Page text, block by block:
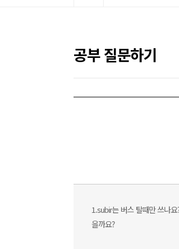
뉴
공부 질문하기
1.subir는 버스 탈때만 쓰나
을까요?